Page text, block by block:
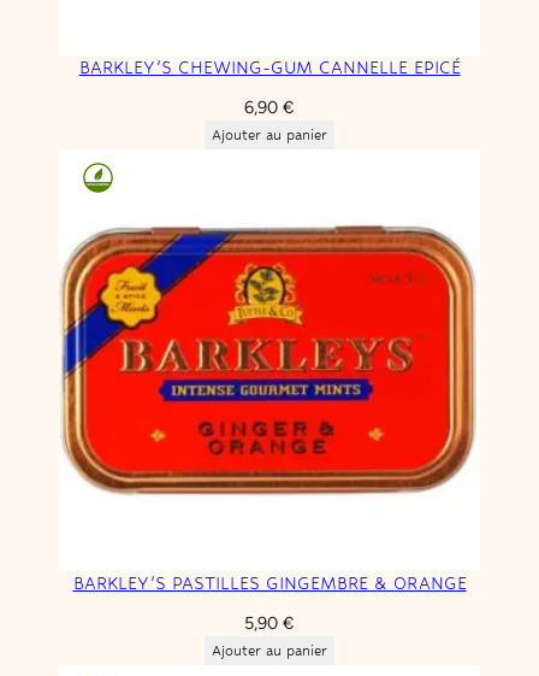
o
BARKLEY’S CHEWING-GUM CANNELLE EPICÉ
6,90 €
Ajouter au panier
BARKLEY’S PASTILLES GINGEMBRE & ORANGE
5,90 €
Ajouter au panier